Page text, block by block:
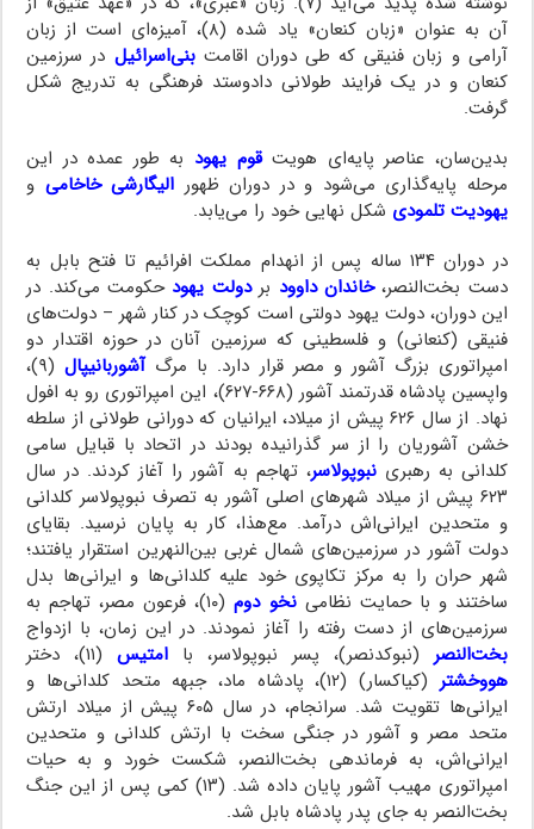
آن به عنوان «زبان کنعان» یاد شده (۸)، آمیزه‌ای است از زبان
آرامی و زبان فنیقی که طی دوران اقامتبنی‌اسرائیل در سرزمین
کنعان و در یک فرایند طولانی دادوستد فرهنگی به تدریج شکل
گرفت.
بدین‌سان، عناصر پایه‌ای هویتقوم یهود به طور عمده در این
مرحله پایه‌گذاری می‌شود و در دوران ظهور الیگارشی خاخامی و
یهودیت تلمودی شکل نهایی خود را می‌یابد.
در دوران ۱۳۴ ساله پس از انهدام مملکت افرائیم تا فتح بابل به
دست بخت‌النصر،خاندان داوود بردولت یهود حکومت می‌کند. در
این دوران، دولت یهود دولتی است کوچک در کنار شهر – دولت‌های
فنیقی (کنعانی) و فلسطینی که سرزمین آنان در حوزه اقتدار دو
امپراتوری بزرگ آشور و مصر قرار دارد. با مرگآشوربانیپال
(۹)،
واپسین پادشاه قدرتمند آشور (۶۶۸-۶۲۷)، این امپراتوری رو به افول
نهاد. از سال ۶۲۶ پیش از میلاد، ایرانیان که دورانی طولانی از سلطه
خشن آشوریان را از سر گذرانیده بودند در اتحاد با قبایل سامی
کلدانی به رهبرینبوپولاسر، تهاجم به آشور را آغاز کردند. در سال
۶۲۳ پیش از میلاد شهرهای اصلی آشور به تصرف نبوپولاسر کلدانی
و متحدین ایرانی‌اش درآمد. مع‌هذا، کار به پایان نرسید. بقایای
دولت آشور در سرزمین‌های شمال غربی بین‌النهرین استقرار یافتند؛
شهر حران را به مرکز تکاپوی خود علیه کلدانی‌ها و ایرانی‌ها بدل
ساختند و با حمایت نظامینخو دوم
(۱۰)، فرعون مصر، تهاجم به
سرزمین‌های از دست رفته را آغاز نمودند. در این زمان، با ازدواج
بخت‌النصر (نبوکدنصر)، پسر نبوپولاسر، با امتیس(۱۱)، دختر
هووخشتر
(کیاکسار) (۱۲)، پادشاه ماد، جبهه متحد کلدانی‌ها و
ایرانی‌ها تقویت شد. سرانجام، در سال ۶۰۵ پیش از میلاد ارتش
متحد مصر و آشور در جنگی سخت با ارتش کلدانی و متحدین
ایرانی‌اش، به فرماندهی بخت‌النصر، شکست خورد و به حیات
امپراتوری مهیب آشور پایان داده شد. (۱۳) کمی پس از این جنگ
بخت‌النصر به جای پدر پادشاه بابل شد.